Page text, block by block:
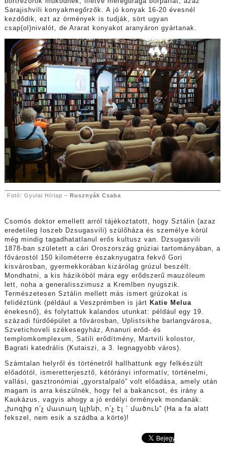
Sarajishvili konyakmegőrzők. A jó konyak 16-20 évesnél
kezdődik, ezt az örmények is tudják, sört ugyan
csap(ol)nivalót, de Ararat konyakot aranyáron gyártanak.
Fotó: Gyulai Hírlap – Rusznyák Csaba
Csomós doktor emellett arról tájékoztatott, hogy Sztálin (azaz
eredetileg Ioszeb Dzsugasvili) szülőháza és személye körül
még mindig tagadhatatlanul erős kultusz van. Dzsugasvili
1878-ban született a cári Oroszország grúziai tartományában, a
fővárostól 150 kilométerre északnyugatra fekvő Gori
kisvárosban, gyermekkorában kizárólag grúzul beszélt.
Mondhatni, a kis házikóból mára egy erődszerű mauzóleum
lett, noha a generalisszimusz a Kremlben nyugszik.
Természetesen Sztálin mellett más ismert grúzokat is
felidéztünk (például a Veszprémben is járt Katie Melua
énekesnő), és folytattuk kalandos utunkat: például egy 19.
századi fürdőépület a fővárosban, Uplistsikhe barlangvárosa,
Szvetichoveli székesegyház, Ananuri erőd- és
templomkomplexum, Satili erődítmény, Martvili kolostor,
Bagrati katedrális (Kutaiszi, a 3. legnagyobb város).
Számtalan helyről és történetről hallhattunk egy felkészült
előadótól, ismeretterjesztő, kétórányi informatív, történelmi,
vallási, gasztronómiai „gyorstalpaló” volt előadása, amely után
magam is arra készülnék, hogy fel a bakancsot, és irány a
Kaukázus, vagyis ahogy a jó erdélyi örmények mondanák:
„խոզից ո՛չ մատաղ կլինի, ո՛չ էլ ՝ մածուն” (Ha a fa alatt
fekszel, nem esik a szádba a körte)!